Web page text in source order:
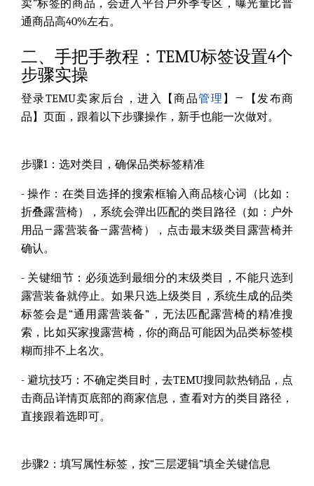
卖”标签的商品，会进入平台户外季专区，曝光量比普
通商品高40%左右。
二、手把手教程：TEMU标签设置4个
步骤实操
登录TEMU卖家后台，进入【商品管理 】→【发布商
品】页面，跟着以下步骤操作，新手也能一次做对。
步骤1：选对类目，确保品类标签精准
- 操作： 在类目选择的搜索框输入商品核心词（比如：
折叠露营椅），系统会弹出匹配的类目路径（如：户外
用品→露营装备→露营椅），点击最末级类目露营椅并
确认。
- 关键细节： 必须选到最细分的末级类目，不能只选到
露营装备就停止。如果只选上级类目，系统生成的品类
标签会是“通用露营装备”，无法匹配露营椅的精准搜
索，比如买家搜露营椅，你的商品可能因为品类标签模
糊而排不上名次。
- 避坑技巧： 不确定类目时，去TEMU搜同款热销品，点
击商品详情页底部的商家信息，查看对方的类目路径，
直接跟着选即可。
步骤2：填写属性标签，按“三层逻辑”填全关键信息